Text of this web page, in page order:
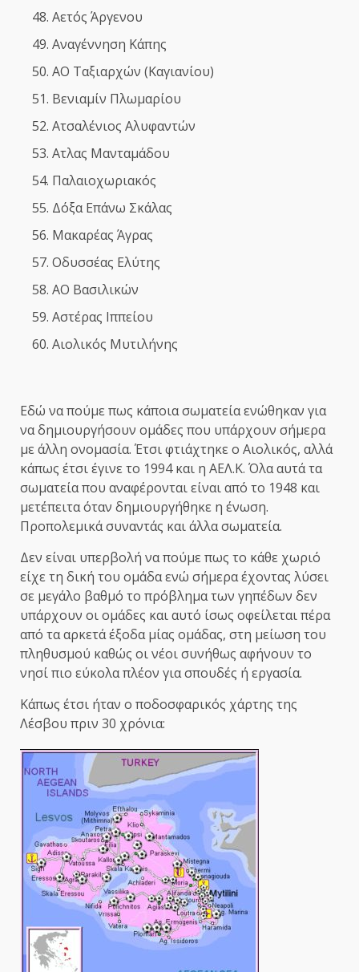
Αετός Άργενου
Αναγέννηση Κάπης
ΑΟ Ταξιαρχών (Καγιανίου)
Βενιαμίν Πλωμαρίου
Ατσαλένιος Αλυφαντών
Ατλας Μανταμάδου
Παλαιοχωριακός
Δόξα Επάνω Σκάλας
Μακαρέας Άγρας
Οδυσσέας Ελύτης
ΑΟ Βασιλικών
Αστέρας Ιππείου
Αιολικός Μυτιλήνης
Εδώ να πούμε πως κάποια σωματεία ενώθηκαν για
να δημιουργήσουν ομάδες που υπάρχουν σήμερα
με άλλη ονομασία. Έτσι φτιάχτηκε ο Αιολικός, αλλά
κάπως έτσι έγινε το 1994 και η ΑΕΛ.Κ. Όλα αυτά τα
σωματεία που αναφέρονται είναι από το 1948 και
μετέπειτα όταν δημιουργήθηκε η ένωση.
Προπολεμικά συναντάς και άλλα σωματεία.
Δεν είναι υπερβολή να πούμε πως το κάθε χωριό
είχε τη δική του ομάδα ενώ σήμερα έχοντας λύσει
σε μεγάλο βαθμό το πρόβλημα των γηπέδων δεν
υπάρχουν οι ομάδες και αυτό ίσως οφείλεται πέρα
από τα αρκετά έξοδα μίας ομάδας, στη μείωση του
πληθυσμού καθώς οι νέοι συνήθως αφήνουν το
νησί πιο εύκολα πλέον για σπουδές ή εργασία.
Κάπως έτσι ήταν ο ποδοσφαρικός χάρτης της
Λέσβου πριν 30 χρόνια: